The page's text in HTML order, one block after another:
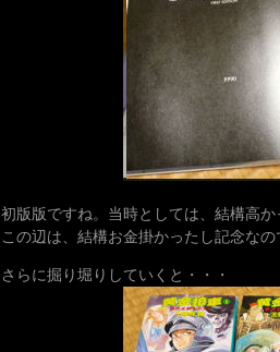
初版版ですね。当時としては、結構高
この辺は、結構お金掛かったし記念なの
さらに掘り堀りしていくと・・・